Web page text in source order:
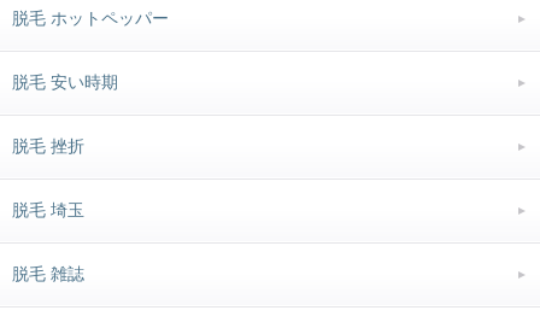
脱毛 ホットペッパー
脱毛 安い時期
脱毛 挫折
脱毛 埼玉
脱毛 雑誌